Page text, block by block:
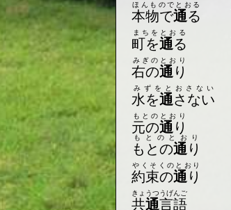
本物で通る
ほんものでとおる
町を通る
まちをとおる
右の通 り
みぎのとおり
水を通さない
みずをとおさない
元の通 り
もとのとおり
もとの通 り
もとのとおり
約束の通 り
やくそくのとおり
共通言語
きょうつうげんご